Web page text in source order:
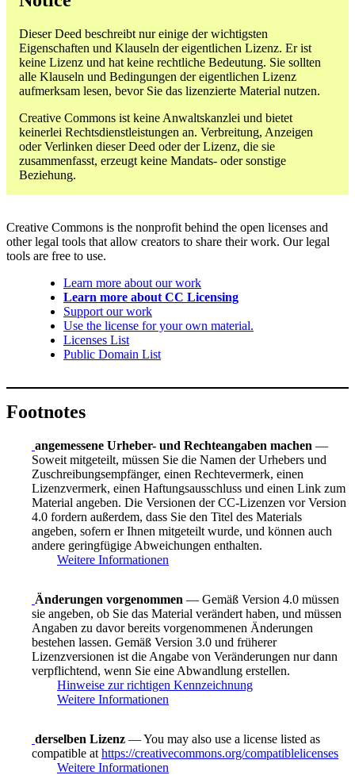
Dieser Deed beschreibt nur einige der wichtigsten
Eigenschaften und Klauseln der eigentlichen Lizenz. Er ist
keine Lizenz und hat keine rechtliche Bedeutung. Sie sollten
alle Klauseln und Bedingungen der eigentlichen Lizenz
aufmerksam lesen, bevor Sie das lizenzierte Material nutzen.
Creative Commons ist keine Anwaltskanzlei und bietet
keinerlei Rechtsdienstleistungen an. Verbreitung, Anzeigen
oder Verlinken dieser Deed oder der Lizenz, die sie
zusammenfasst, erzeugt keine Mandats- oder sonstige
Beziehung.
Creative Commons is the nonprofit behind the open licenses and
other legal tools that allow creators to share their work. Our legal
tools are free to use.
Learn more about our work
Learn more about CC Licensing
Support our work
Use the license for your own material.
Licenses List
Public Domain List
Footnotes
angemessene Urheber- und Rechteangaben machen —
Soweit mitgeteilt, müssen Sie die Namen der Urhebers und
Zuschreibungsempfänger, einen Rechtevermerk, einen
Lizenzvermerk, einen Haftungsausschluss und einen Link zum
Material angeben. Die Versionen der CC-Lizenzen vor Version
4.0 fordern außerdem, dass Sie den Titel des Materials
angeben, sofern er Ihnen mitgeteilt wurde, und können auch
andere geringfügige Abweichungen enthalten.
Weitere Informationen
Änderungen vorgenommen — Gemäß Version 4.0 müssen
sie angeben, ob Sie das Material verändert haben, und müssen
Angaben zu davor bereits vorgenommenen Änderungen
bestehen lassen. Gemäß Version 3.0 und früherer
Lizenzversionen ist die Angabe von Veränderungen nur dann
verpflichtend, wenn Sie eine Abwandlung erstellen.
Hinweise zur richtigen Kennzeichnung
Weitere Informationen
derselben Lizenz — You may also use a license listed as
compatible at https://creativecommons.org/compatiblelicenses
Weitere Informationen